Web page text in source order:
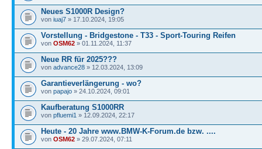
Neues S1000R Design?
von iuaj7 » 17.10.2024, 19:05
Vorstellung - Bridgestone - T33 - Sport-Touring Reifen
von OSM62 » 01.11.2024, 11:37
Neue RR für 2025???
von advance28 » 12.03.2024, 13:09
Garantieverlängerung - wo?
von papajo » 24.10.2024, 09:01
Kaufberatung S1000RR
von pfluemi1 » 12.09.2024, 22:17
Heute - 20 Jahre www.BMW-K-Forum.de bzw. ....
von OSM62 » 29.07.2024, 07:11